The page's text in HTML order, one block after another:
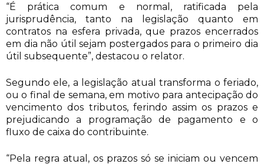
“É prática comum e normal, ratificada pela
jurisprudência, tanto na legislação quanto em
contratos na esfera privada, que prazos encerrados
em dia não útil sejam postergados para o primeiro dia
útil subsequente”, destacou o relator.
Segundo ele, a legislação atual transforma o feriado,
ou o final de semana, em motivo para antecipação do
vencimento dos tributos, ferindo assim os prazos e
prejudicando a programação de pagamento e o
fluxo de caixa do contribuinte.
“Pela regra atual, os prazos só se iniciam ou vencem